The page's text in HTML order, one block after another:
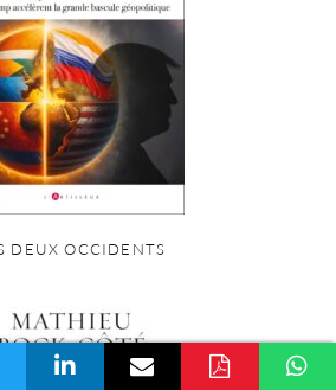
DEUX OCCIDENTS
- POLITIQUE DE CONFIDENTIALITÉ